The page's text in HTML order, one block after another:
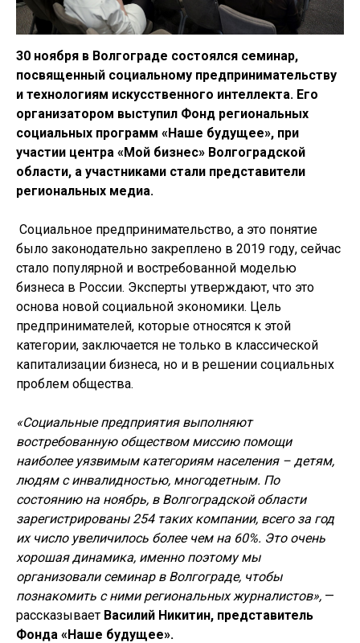
30 ноября в Волгограде состоялся семинар,
посвященный социальному предпринимательству
и технологиям искусственного интеллекта. Его
организатором выступил Фонд региональных
социальных программ «Наше будущее», при
участии центра «Мой бизнес» Волгоградской
области, а участниками стали представители
региональных медиа.
Социальное предпринимательство, а это понятие
было законодательно закреплено в 2019 году, сейчас
стало популярной и востребованной моделью
бизнеса в России. Эксперты утверждают, что это
основа новой социальной экономики. Цель
предпринимателей, которые относятся к этой
категории, заключается не только в классической
капитализации бизнеса, но и в решении социальных
проблем общества.
«Социальные предприятия выполняют
востребованную обществом миссию помощи
наиболее уязвимым категориям населения – детям,
людям с инвалидностью, многодетным. По
состоянию на ноябрь, в Волгоградской области
зарегистрированы 254 таких компании, всего за год
их число увеличилось более чем на 60%. Это очень
хорошая динамика, именно поэтому мы
организовали семинар в Волгограде, чтобы
познакомить с ними региональных журналистов», —
рассказывает Василий Никитин, представитель
Фонда «Наше будущее».